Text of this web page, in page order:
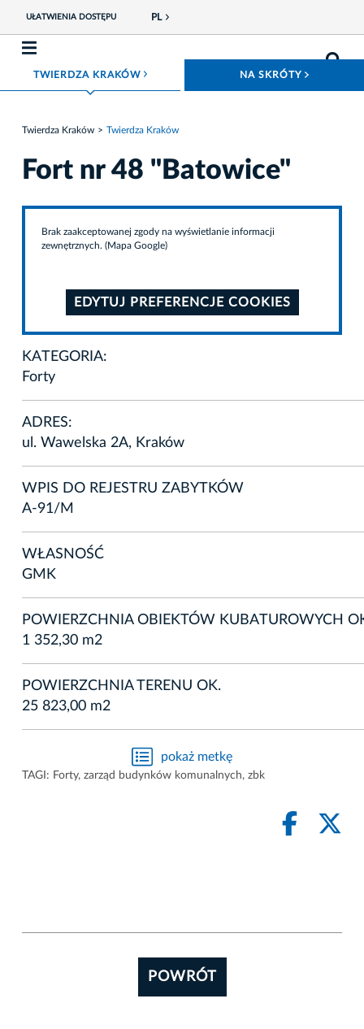
UŁATWIENIA DOSTĘPU PL
TWIERDZA KRAKÓWROZWIŃ MENU NA SKRÓTY
Twierdza Kraków Twierdza Kraków
Fort nr 48 "Batowice"
Brak zaakceptowanej zgody na wyświetlanie informacji
zewnętrznych. (Mapa Google)
EDYTUJ PREFERENCJE COOKIES
KATEGORIA:
Forty
ADRES:
ul. Wawelska 2A, Kraków
WPIS DO REJESTRU ZABYTKÓW
A-91/M
WŁASNOŚĆ
GMK
POWIERZCHNIA OBIEKTÓW KUBATUROWYCH
1 352,30 m2
POWIERZCHNIA TERENU OK.
25 823,00 m2
pokaż metkę
TAGI: Forty, zarząd budynków komunalnych, zbk
POWRÓT